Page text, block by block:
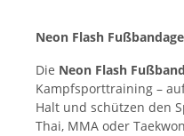
Neon Flash
Die Neon Flash
Kampfsporttraining –
Halt und schützen den
Thai, MMA oder